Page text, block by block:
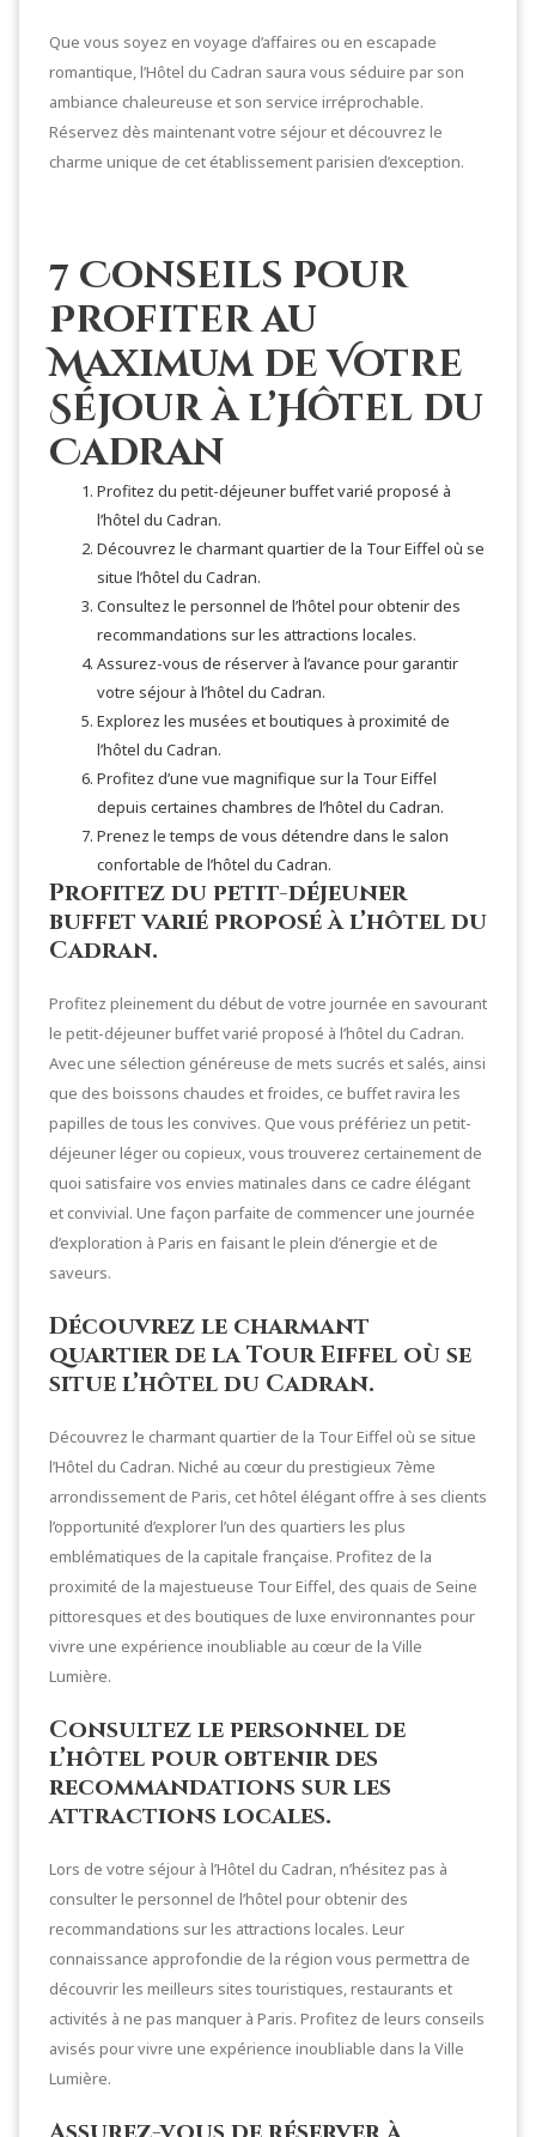
Que vous soyez en voyage d’affaires ou en escapade
romantique, l’Hôtel du Cadran saura vous séduire par son
ambiance chaleureuse et son service irréprochable.
Réservez dès maintenant votre séjour et découvrez le
charme unique de cet établissement parisien d’exception.
7 Conseils pour
Profiter au
Maximum de Votre
Séjour à l’Hôtel du
Cadran
Profitez du petit-déjeuner buffet varié proposé à
l’hôtel du Cadran.
Découvrez le charmant quartier de la Tour Eiffel où se
situe l’hôtel du Cadran.
Consultez le personnel de l’hôtel pour obtenir des
recommandations sur les attractions locales.
Assurez-vous de réserver à l’avance pour garantir
votre séjour à l’hôtel du Cadran.
Explorez les musées et boutiques à proximité de
l’hôtel du Cadran.
Profitez d’une vue magnifique sur la Tour Eiffel
depuis certaines chambres de l’hôtel du Cadran.
Prenez le temps de vous détendre dans le salon
confortable de l’hôtel du Cadran.
Profitez du petit-déjeuner
buffet varié proposé à l’hôtel du
Cadran.
Profitez pleinement du début de votre journée en savourant
le petit-déjeuner buffet varié proposé à l’hôtel du Cadran.
Avec une sélection généreuse de mets sucrés et salés, ainsi
que des boissons chaudes et froides, ce buffet ravira les
papilles de tous les convives. Que vous préfériez un petit-
déjeuner léger ou copieux, vous trouverez certainement de
quoi satisfaire vos envies matinales dans ce cadre élégant
et convivial. Une façon parfaite de commencer une journée
d’exploration à Paris en faisant le plein d’énergie et de
saveurs.
Découvrez le charmant
quartier de la Tour Eiffel où se
situe l’hôtel du Cadran.
Découvrez le charmant quartier de la Tour Eiffel où se situe
l’Hôtel du Cadran. Niché au cœur du prestigieux 7ème
arrondissement de Paris, cet hôtel élégant offre à ses clients
l’opportunité d’explorer l’un des quartiers les plus
emblématiques de la capitale française. Profitez de la
proximité de la majestueuse Tour Eiffel, des quais de Seine
pittoresques et des boutiques de luxe environnantes pour
vivre une expérience inoubliable au cœur de la Ville
Lumière.
Consultez le personnel de
l’hôtel pour obtenir des
recommandations sur les
attractions locales.
Lors de votre séjour à l’Hôtel du Cadran, n’hésitez pas à
consulter le personnel de l’hôtel pour obtenir des
recommandations sur les attractions locales. Leur
connaissance approfondie de la région vous permettra de
découvrir les meilleurs sites touristiques, restaurants et
activités à ne pas manquer à Paris. Profitez de leurs conseils
avisés pour vivre une expérience inoubliable dans la Ville
Lumière.